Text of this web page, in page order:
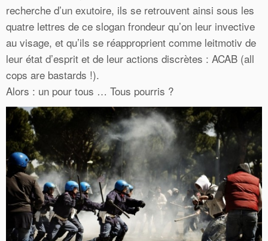
recherche d’un exutoire, ils se retrouvent ainsi sous les
quatre lettres de ce slogan frondeur qu’on leur invective
au visage, et qu’ils se réapproprient comme leitmotiv de
leur état d’esprit et de leur actions discrètes : ACAB (all
cops are bastards !).
Alors : un pour tous … Tous pourris ?